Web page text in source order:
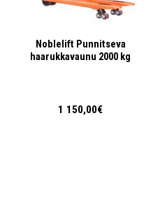
Noblelift Punnitseva
haarukkavaunu 2000 kg
1 150,00€